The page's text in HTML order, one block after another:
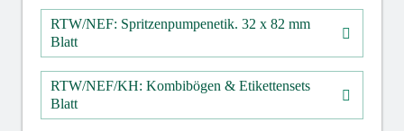
RTW/NEF: Spritzenpumpenetik. 32 x 82 mm
Blatt
RTW/NEF/KH: Kombibögen & Etikettensets
Blatt